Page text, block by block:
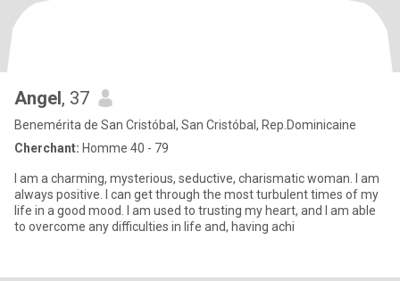
Angel, 37
Benemérita de San Cristóbal, San Cristóbal, Rep.Dominicaine
Cherchant: Homme 40 - 79
I am a charming, mysterious, seductive, charismatic woman. I am
always positive. I can get through the most turbulent times of my
life in a good mood. I am used to trusting my heart, and I am able
to overcome any difficulties in life and, having achi